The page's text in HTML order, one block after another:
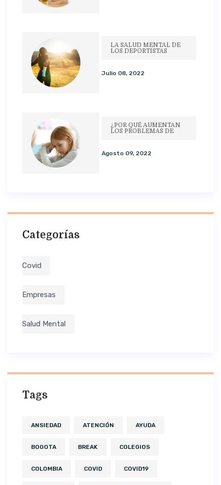
LA SALUD MENTAL DE
LOS DEPORTISTAS
Julio 08, 2022
¿POR QUÉ AUMENTAN
LOS PROBLEMAS DE
Agosto 09, 2022
Categorías
Covid
Empresas
Salud Mental
Tags
ANSIEDAD ATENCIÓN AYUDA
BOGOTA BREAK COLEGIOS
COLOMBIA COVID COVID19